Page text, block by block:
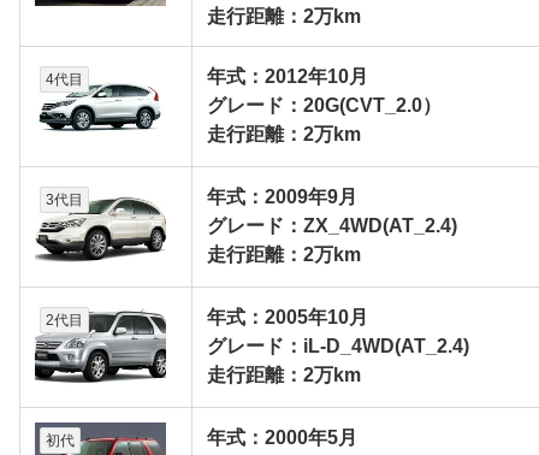
走行距離：2万km
4代目
年式：2012年10月
グレード：20G(CVT_2.0）
走行距離：2万km
3代目
年式：2009年9月
グレード：ZX_4WD(AT_2.4)
走行距離：2万km
2代目
年式：2005年10月
グレード：iL-D_4WD(AT_2.4)
走行距離：2万km
初代
年式：2000年5月